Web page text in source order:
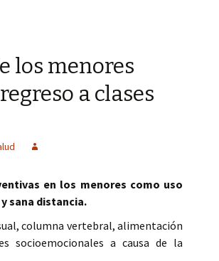
los menores
a clases
en los menores como uso
sana distancia.
columna vertebral, alimentación
socioemocionales a causa de la